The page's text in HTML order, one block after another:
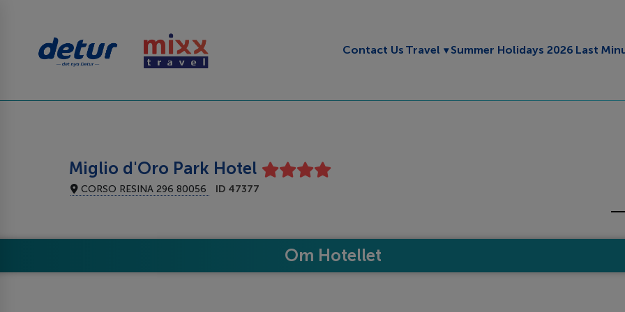
Contact Us Travel Toggle submenu
Summer Holidays 2026 Last
Miglio d'Oro Park Hotel
CORSO RESINA 296 80056 ID 47377
Om Hotellet